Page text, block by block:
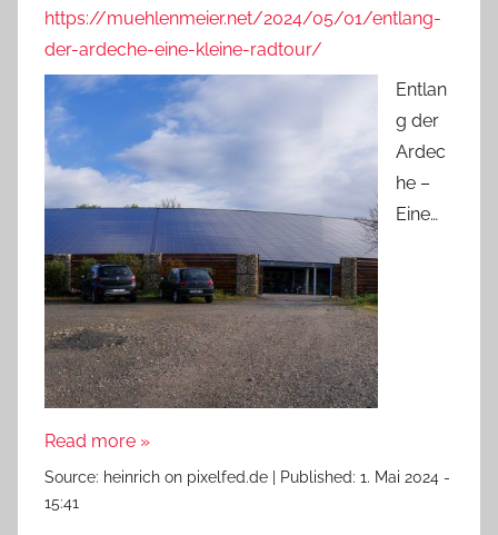
https://muehlenmeier.net/2024/05/01/entlang-
der-ardeche-eine-kleine-radtour/
Entlan
g der
Ardec
he –
Eine…
Read more »
Source: heinrich on pixelfed.de Published: 1. Mai 2024 -
15:41